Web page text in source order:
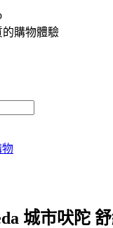
購物體驗
物
城市吠陀